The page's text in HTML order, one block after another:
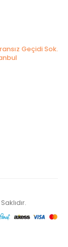
Geçidi Sok.